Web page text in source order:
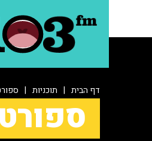
דף הבית | תוכניות |
ספורט